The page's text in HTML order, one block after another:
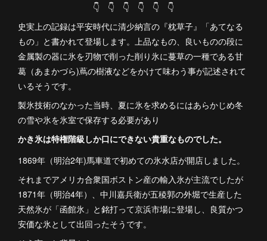
👇 👇 👇 👇 👇 👇
史実上の記録は平安時代に清少納言の『枕草子』「あてなる
もの」と書かれて登場します。上品なもの、良いものの段に
金属製の器に氷を刃物で削った削り氷に蔓草の一種である甘
葛（あまかづら)蔦の樹液などをかけて味わう事が記述されて
いるそうです。
製氷技術のなかった当時、夏に氷を求めるにはあらかじめ冬
の雪や氷を氷室で保存する必要があり
かき氷は特権階級しか口にできない貴重なものでした。
1869年（明治2年)馬車道で初めての氷水店が開店しました。
それまでアメリカ合衆国ボストン産の輸入氷が主流でしたが
1871年（明治4年）、中川嘉兵衛が五稜郭の外堀で生産した
天然氷が「函館氷」と銘打って京浜市場に登場し、良質かつ
安価な氷として出回ったそうです。